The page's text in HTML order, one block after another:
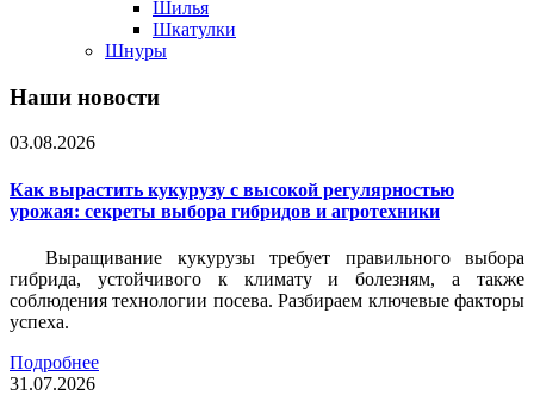
Шилья
Шкатулки
Шнуры
Наши новости
03.08.2026
Как вырастить кукурузу с высокой регулярностью
урожая: секреты выбора гибридов и агротехники
Выращивание кукурузы требует правильного выбора
гибрида, устойчивого к климату и болезням, а также
соблюдения технологии посева. Разбираем ключевые факторы
успеха.
Подробнее
31.07.2026